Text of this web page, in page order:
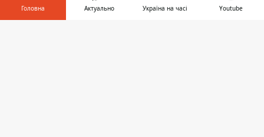
Дарницкий район
Головна Актуально Україна на часі Youtube